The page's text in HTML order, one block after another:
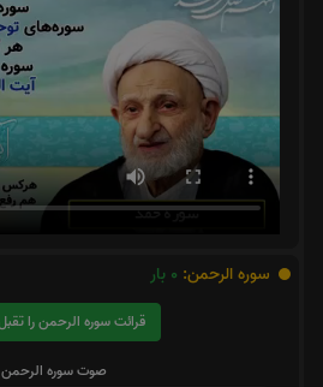
سوره الرحمن: 0 بار
قرائت سوره الرحمن را تقبل میکنم
صوت سوره الرحمن